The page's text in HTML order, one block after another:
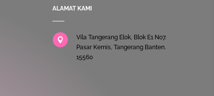
ALAMAT KAMI

Vila Tangerang Elok, Blok E1 No7.
Pasar Kemis, Tangerang Banten.
15560